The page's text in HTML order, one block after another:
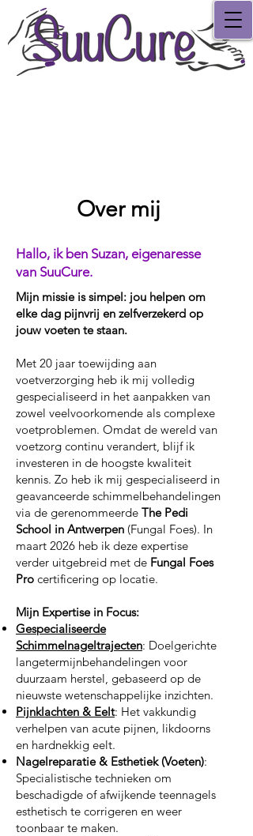
Over mij
Hallo, ik ben Suzan, eigenaresse
van SuuCure.
Mijn missie is simpel: jou helpen om
elke dag pijnvrij en zelfverzekerd op
jouw voeten te staan.
Met 20 jaar toewijding aan
voetverzorging heb ik mij volledig
gespecialiseerd in het aanpakken van
zowel veelvoorkomende als complexe
voetproblemen. Omdat de wereld van
voetzorg continu verandert, blijf ik
investeren in de hoogste kwaliteit
kennis. Zo heb ik mij gespecialiseerd in
geavanceerde schimmelbehandelingen
via de gerenommeerde The Pedi
School in Antwerpen (Fungal Foes). In
maart 2026 heb ik deze expertise
verder uitgebreid met de Fungal Foes
Pro certificering op locatie.
Mijn Expertise in Focus:
Gespecialiseerde
Schimmelnageltrajecten: Doelgerichte
langetermijnbehandelingen voor
duurzaam herstel, gebaseerd op de
nieuwste wetenschappelijke inzichten.
Pijnklachten & Eelt: Het vakkundig
verhelpen van acute pijnen, likdoorns
en hardnekkig eelt.
Nagelreparatie & Esthetiek (Voeten):
Specialistische technieken om
beschadigde of afwijkende teennagels
esthetisch te corrigeren en weer
toonbaar te maken.